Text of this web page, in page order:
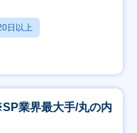
日以上
業界最大手/丸の内